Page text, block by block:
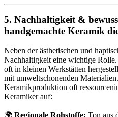
5. Nachhaltigkeit &
handgemachte Keramik
Neben der ästhetischen und
Nachhaltigkeit eine wichtige
oft in kleinen Werkstätten
mit umweltschonenden
Keramikproduktion oft
Keramiker auf:
🌍 Regionale Rohstoffe: Ton aus